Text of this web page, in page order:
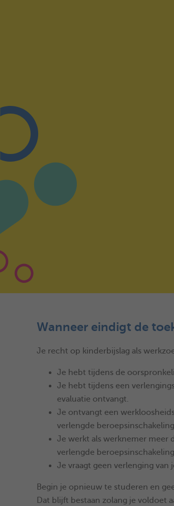
Wanneer eindigt de
Je recht op kinderbijslag als
Je hebt tijdens de
Je hebt tijdens een
evaluatie ontvangt.
Je ontvangt een
verlengde
Je werkt als werknemer meer
verlengde
Je vraagt geen verlenging van
Begin je opnieuw te studeren en
Dat blijft bestaan zolang je voldoet